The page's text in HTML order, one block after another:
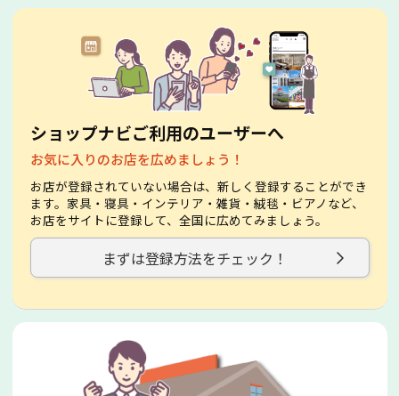
ショップナビご利用のユーザーへ
お気に入りのお店を広めましょう！
お店が登録されていない場合は、新しく登録することができ
ます。家具・寝具・インテリア・雑貨・絨毯・ビアノなど、
お店をサイトに登録して、全国に広めてみましょう。
まずは登録方法をチェック！